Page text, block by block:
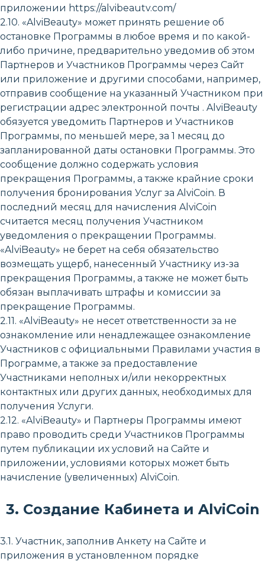
приложении https://alvibeautv.com/
2.10. «AlviBeauty» может принять решение об
остановке Программы в любое время и по какой-
либо причине, предварительно уведомив об этом
Партнеров и Участников Программы через Сайт
или приложение и другими способами, например,
отправив сообщение на указанный Участником при
регистрации адрес электронной почты . AlviBeauty
обязуется уведомить Партнеров и Участников
Программы, по меньшей мере, за 1 месяц до
запланированной даты остановки Программы. Это
сообщение должно содержать условия
прекращения Программы, а также крайние сроки
получения бронирования Услуг за AlviCoin. В
последний месяц для начисления AlviCoin
считается месяц получения Участником
уведомления о прекращении Программы.
«AlviBeauty» не берет на себя обязательство
возмещать ущерб, нанесенный Участнику из-за
прекращения Программы, а также не может быть
обязан выплачивать штрафы и комиссии за
прекращение Программы.
2.11. «AlviBeauty» не несет ответственности за не
ознакомление или ненадлежащее ознакомление
Участников с официальными Правилами участия в
Программе, а также за предоставление
Участниками неполных и/или некорректных
контактных или других данных, необходимых для
получения Услуги.
2.12. «AlviBeauty» и Партнеры Программы имеют
право проводить среди Участников Программы
путем публикации их условий на Сайте и
приложении, условиями которых может быть
начисление (увеличенных) AlviCoin.
3. Создание Кабинета и AlviCoin
3.1. Участник, заполнив Анкету на Сайте и
приложения в установленном порядке